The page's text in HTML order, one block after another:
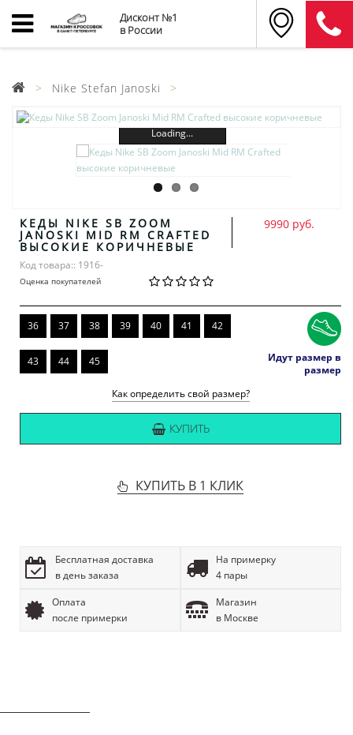
Дисконт №1
в России
Nike Stefan Janoski
Loading...
КЕДЫ NIKE SB ZOOM
JANOSKI MID RM CRAFTED
ВЫСОКИЕ КОРИЧНЕВЫЕ
Код товара:: 1916-
Оценка покупателей
9990 руб.
36 37 38 39 40 41 42
43 44 45
Идут размер в
размер
Как определить свой размер?
КУПИТЬ
КУПИТЬ В 1 КЛИК
Бесплатная доставка
в день заказа
На примерку
4 пары
Оплата
после примерки
Магазин
в Москве